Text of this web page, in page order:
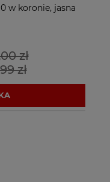
w koronie, jasna
zł
zł